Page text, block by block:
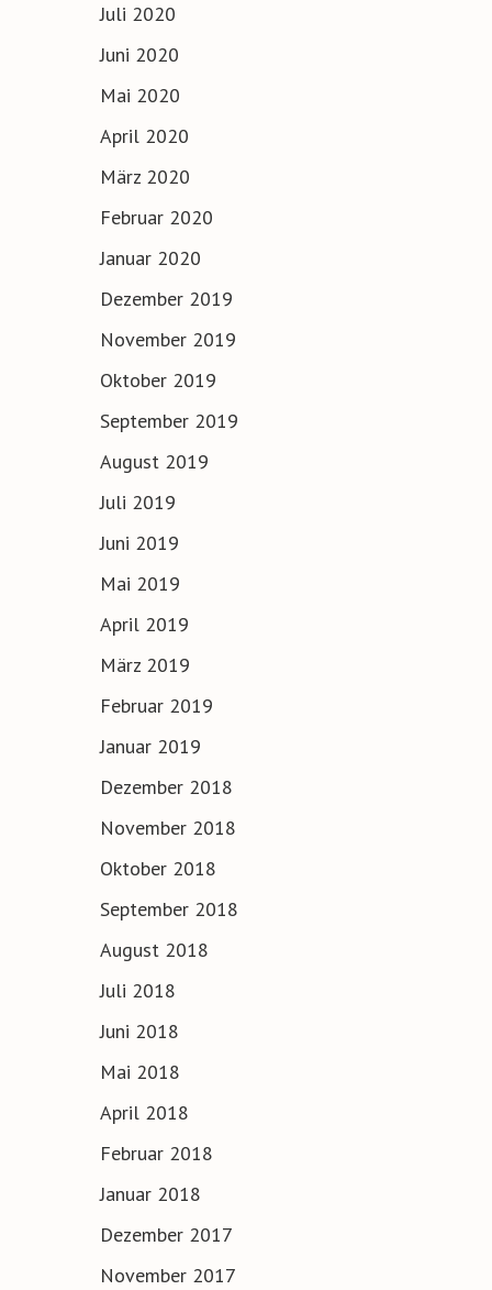
Juli 2020
Juni 2020
Mai 2020
April 2020
März 2020
Februar 2020
Januar 2020
Dezember 2019
November 2019
Oktober 2019
September 2019
August 2019
Juli 2019
Juni 2019
Mai 2019
April 2019
März 2019
Februar 2019
Januar 2019
Dezember 2018
November 2018
Oktober 2018
September 2018
August 2018
Juli 2018
Juni 2018
Mai 2018
April 2018
Februar 2018
Januar 2018
Dezember 2017
November 2017